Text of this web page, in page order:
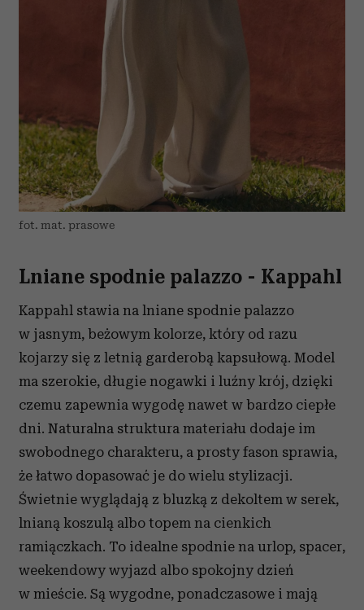
Partnerzy mogą połączyć te informacje z innymi danymi
otrzymanymi od Ciebie lub uzyskanymi podczas
korzystania z ich usług.
fot. mat. prasowe
Lniane spodnie palazzo - Kappahl
Kappahl stawia na lniane spodnie palazzo
w jasnym, beżowym kolorze, który od razu
kojarzy się z letnią garderobą kapsułową. Model
ma szerokie, długie nogawki i luźny krój, dzięki
czemu zapewnia wygodę nawet w bardzo ciepłe
dni. Naturalna struktura materiału dodaje im
swobodnego charakteru, a prosty fason sprawia,
że łatwo dopasować je do wielu stylizacji.
Świetnie wyglądają z bluzką z dekoltem w serek,
lnianą koszulą albo topem na cienkich
ramiączkach. To idealne spodnie na urlop, spacer,
weekendowy wyjazd albo spokojny dzień
w mieście. Są wygodne, ponadczasowe i mają